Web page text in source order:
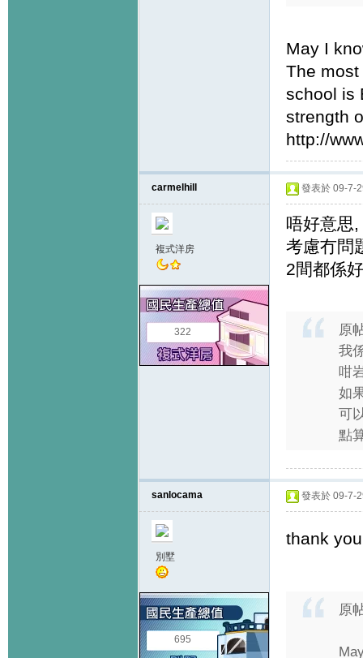
May I
The
school is
strength
http://
carmelhill
複式洋房
322
發表於 09-7-
唔好意思
考慮冇問
2間都係
原
我
咁
如
可
點
sanlocama
別墅
695
發表於 09-7-
thank
原